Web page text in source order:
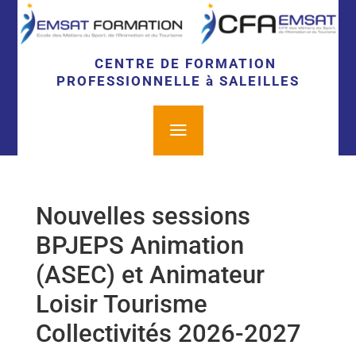
CENTRE DE FORMATION
PROFESSIONNELLE à SALEILLES
a
Nouvelles sessions
BPJEPS Animation
(ASEC) et Animateur
Loisir Tourisme
Collectivités 2026-2027